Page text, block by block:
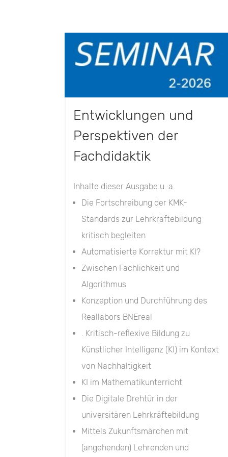
Entwicklungen und
Perspektiven der
Fachdidaktik
Inhalte dieser Ausgabe u. a.
Die Fortschreibung der KMK-
Standards zur Lehrkräftebildung
kritisch begleiten
Automatisierte Korrektur mit KI?
Zwischen Fachlichkeit und
Algorithmus
Konzeption und Durchführung des
Reallabors BNEreal
. Kritisch-reflexive Bildung zu
Künstlicher Intelligenz (KI) im Kontext
von Nachhaltigkeit
KI im Mathematikunterricht
Die Digitale Drehtür in der
universitären Lehrkräftebildung
Mittels Zukunftsmärchen mit
(angehenden) Lehrenden und